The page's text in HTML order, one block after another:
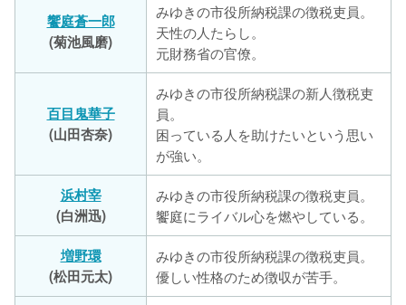
饗庭蒼一郎
(菊池風磨)
みゆきの市役所納税課の徴税吏員。
天性の人たらし。
元財務省の官僚。
百目鬼華子
(山田杏奈)
みゆきの市役所納税課の新⼈徴税吏
員。
困っている人を助けたいという思い
が強い。
浜村宰
(白洲迅)
みゆきの市役所納税課の徴税吏員。
饗庭にライバル心を燃やしている。
増野環
(松田元太)
みゆきの市役所納税課の徴税吏員。
優しい性格のため徴収が苦手。